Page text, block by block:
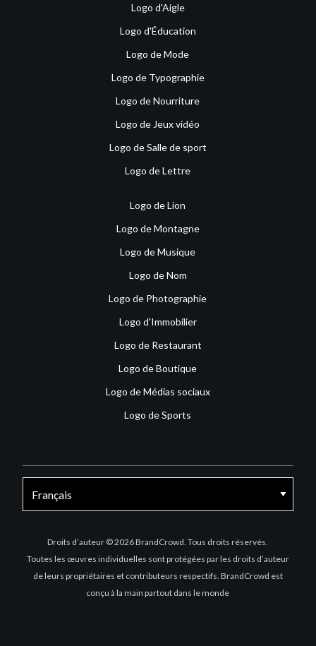
Logo d'Aigle
Logo d'Éducation
Logo de Mode
Logo de Typographie
Logo de Nourriture
Logo de Jeux vidéo
Logo de Salle de sport
Logo de Lettre
Logo de Lion
Logo de Montagne
Logo de Musique
Logo de Nom
Logo de Photographie
Logo d'Immobilier
Logo de Restaurant
Logo de Boutique
Logo de Médias sociaux
Logo de Sports
Droits d’auteur © 2026 BrandCrowd. Tous droits réservés.
Toutes les œuvres individuelles sont protégées par les droits d’auteur
de leurs propriétaires et contributeurs respectifs. BrandCrowd est
conçu à la main partout dans le monde